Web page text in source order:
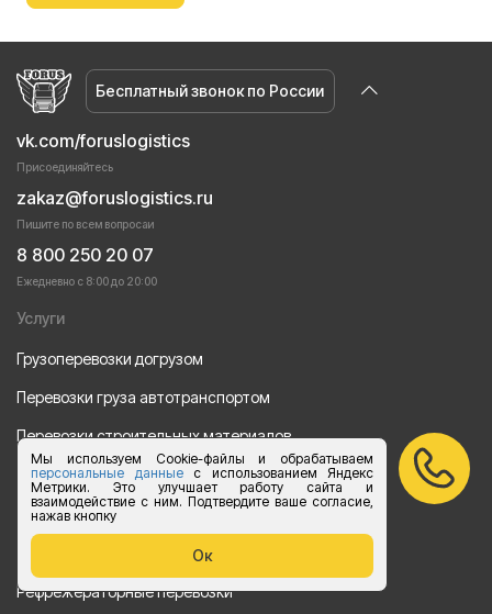
Мы используем Cookie-файлы и обрабатываем
персональные данныес использованием Яндекс
Метрики. Это улучшает работу сайта и
взаимодействие с ним. Подтвердите ваше согласие,
нажав кнопку
Ок
Бесплатный звонок по России
vk.com/foruslogistics
Присоединяйтесь
zakaz@foruslogistics.ru
Пишите по всем вопросаи
8 800 250 20 07
Ежедневно с 8:00 до 20:00
Услуги
Грузоперевозки догрузом
Перевозки груза автотранспортом
Перевозки строительных материалов
Перевозка оборудования
Перевозка продуктов питания
Рефрежераторные перевозки